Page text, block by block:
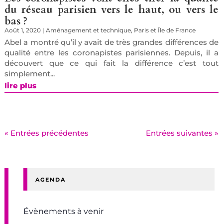
du réseau parisien vers le haut, ou vers le
bas ?
Août 1, 2020| Aménagement et technique, Paris et Île de France
Abel a montré qu’il y avait de très grandes différences de
qualité entre les coronapistes parisiennes. Depuis, il a
découvert que ce qui fait la différence c’est tout
simplement...
lire plus
« Entrées précédentes Entrées suivantes »
AGENDA
Évènements à venir